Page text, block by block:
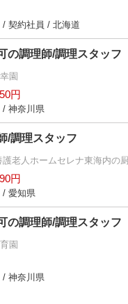
/ 契約社員 / 北海道
の調理師/調理スタッフ
園
円
/ 神奈川県
/調理スタッフ
老人ホームセレナ東海内の
円
/ 愛知県
の調理師/調理スタッフ
園
/ 神奈川県